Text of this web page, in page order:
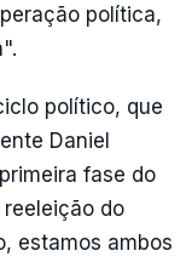
política,
político, que
Daniel
fase do
do
estamos ambos